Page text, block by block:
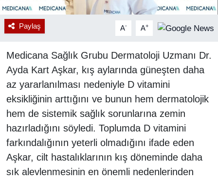
Paylaş A- A+
Medicana Sağlık Grubu Dermatoloji Uzmanı Dr.
Ayda Kart Aşkar, kış aylarında güneşten daha
az yararlanılması nedeniyle D vitamini
eksikliğinin arttığını ve bunun hem dermatolojik
hem de sistemik sağlık sorunlarına zemin
hazırladığını söyledi. Toplumda D vitamini
farkındalığının yeterli olmadığını ifade eden
Aşkar, cilt hastalıklarının kış döneminde daha
sık alevlenmesinin en önemli nedenlerinden